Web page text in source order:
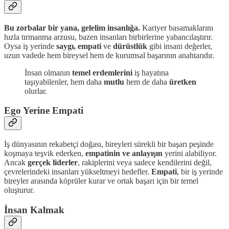
Bu zorbalar bir yana, gelelim insanlığa. Kariyer basamaklarını
hızla tırmanma arzusu, bazen insanları birbirlerine yabancılaştırır.
Oysa iş yerinde saygı, empati ve dürüstlük gibi insani değerler,
uzun vadede hem bireysel hem de kurumsal başarının anahtarıdır.
İnsan olmanın temel erdemlerini iş hayatına
taşıyabilenler, hem daha mutlu hem de daha üretken
olurlar.
Ego Yerine Empati
İş dünyasının rekabetçi doğası, bireyleri sürekli bir başarı peşinde
koşmaya teşvik ederken, empatinin ve anlayışın yerini alabiliyor.
Ancak gerçek liderler, rakiplerini veya sadece kendilerini değil,
çevrelerindeki insanları yükseltmeyi hedefler. Empati, bir iş yerinde
bireyler arasında köprüler kurar ve ortak başarı için bir temel
oluşturur.
İnsan Kalmak